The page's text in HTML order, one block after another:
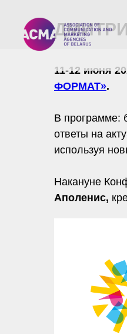
11-12 июня
ФОРМАТ».
В программе:
ответы на
используя
Накануне
Аполенис,